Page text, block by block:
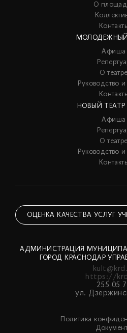
О
МОЛОДЕЖНЫЙ
Афиша
О театре
Руководство и
НОВЫЙ ТЕАТР
Афиша
О театре
Руководство и
ОЦЕНКА КАЧЕСТВА УСЛУГ
АДМИНИСТРАЦИЯ
ГОРОД КРАСНОДАР
https://
255 05
ул.
Политика